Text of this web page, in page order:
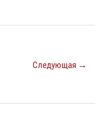
Следующая →